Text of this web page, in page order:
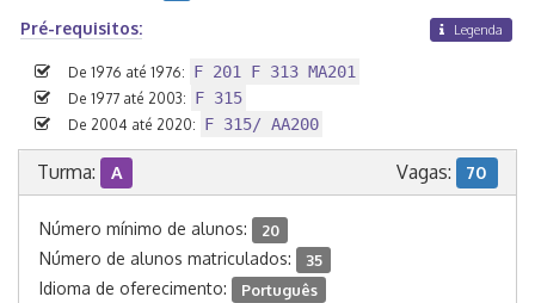
Pré-requisitos: Legenda
De 1976 até 1976: F 201 F 313 MA201
De 1977 até 2003: F 315
De 2004 até 2020: F 315/ AA200
Turma: A Vagas: 70
Número mínimo de alunos: 20
Número de alunos matriculados: 35
Idioma de oferecimento: Português